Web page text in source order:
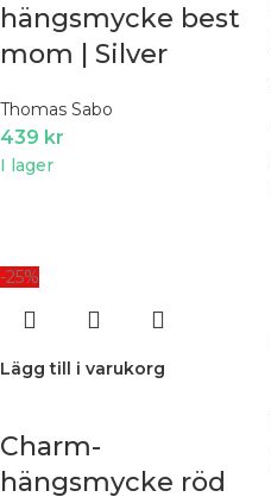
hängsmycke best
mom | Silver
Thomas Sabo
439 kr
I lager
-25%
Lägg till i varukorg
Charm-
hängsmycke röd